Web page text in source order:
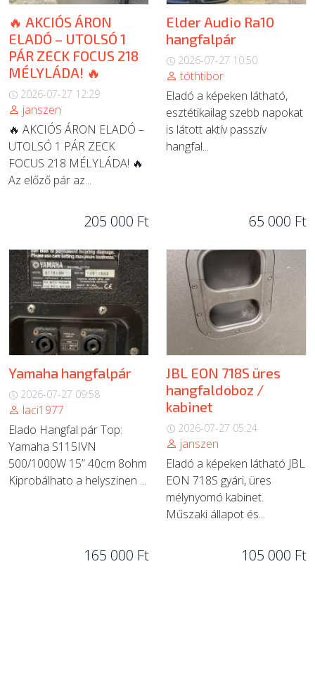
🔥 AKCIÓS ÁRON
ELADÓ – UTOLSÓ 1
PÁR ZECK FOCUS 218
MÉLYLÁDA! 🔥
2026-07-27 12:29
janszen
🔥 AKCIÓS ÁRON ELADÓ –
UTOLSÓ 1 PÁR ZECK
FOCUS 218 MÉLYLÁDA! 🔥
Az előző pár az...
205 000 Ft
Elder Audio Ra10
hangfalpár
2026-07-27 10:50
tóthtibor
Eladó a képeken látható,
esztétikailag szebb napokat
is látott aktív passzív
hangfal...
65 000 Ft
Yamaha hangfalpár
2026-07-27 09:58
laci1977
Elado Hangfal pár Top:
Yamaha S115IVN
500/1000W 15” 40cm 8ohm
Kiprobálhato a helyszinen ...
165 000 Ft
JBL EON 718S üres
hangfaldoboz /
kabinet
2026-07-27 05:24
janszen
Eladó a képeken látható JBL
EON 718S gyári, üres
mélynyomó kabinet.
Műszaki állapot és...
105 000 Ft